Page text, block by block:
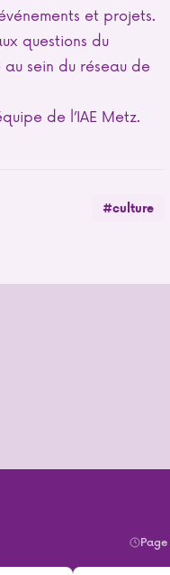
et projets.
questions du
sein du réseau de
de l’IAE Metz.
#culture